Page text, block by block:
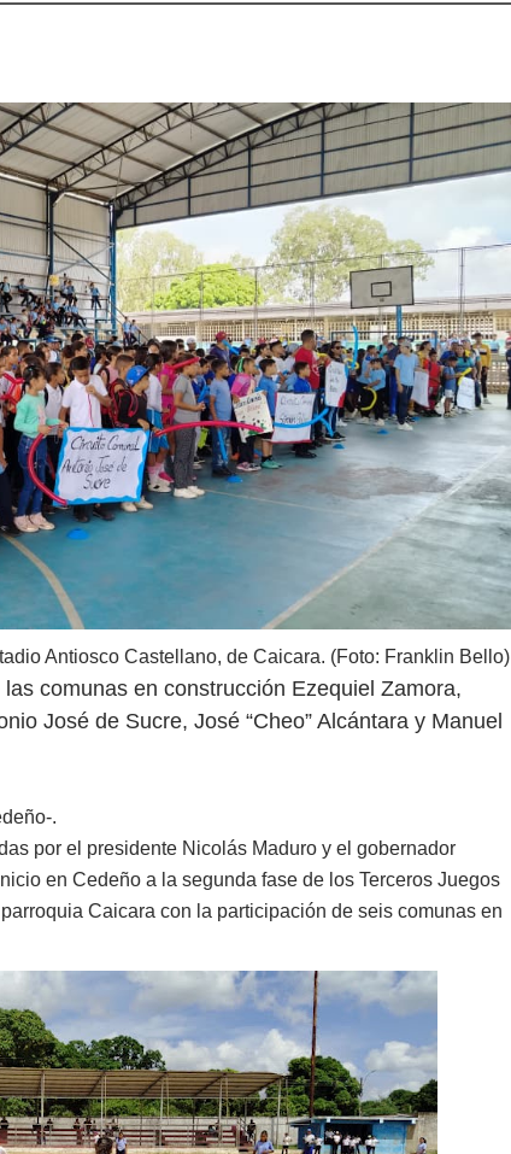
Antiosco Castellano, de Caicara. (Foto: Franklin Bello)
comunas en construcción Ezequiel Zamora,
José de Sucre, José “Cheo” Alcántara y Manuel
.
por el presidente Nicolás Maduro y el gobernador
en Cedeño a la segunda fase de los Terceros Juegos
Caicara con la participación de seis comunas en